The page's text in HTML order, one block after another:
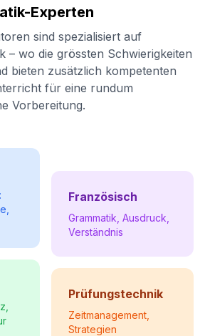
Experten
sind spezialisiert auf
– wo die grössten Schwierigkeiten
bieten zusätzlich kompetenten
für eine rundum
Vorbereitung.
Französisch
Grammatik, Ausdruck,
Verständnis
Prüfungstechnik
Zeitmanagement,
Strategien